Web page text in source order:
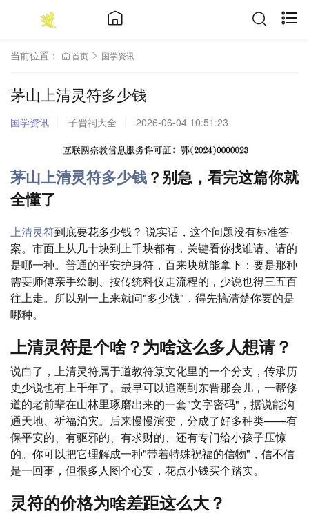
当前位置： 首页 国学资讯
茅山上清灵符多少钱
国学资讯 子晋祠大全 2026-06-04 10:51:23
茅山上清灵符多少钱？别急，看完这篇你就
全懂了
上清灵符到底要花多少钱？ 说实话，这个问题没有标准答
案。市面上从几十块到上千块都有，关键看你找谁请、请的
是哪一种。普通的平安护身符，百来块就能拿下；要是那种
需要师傅亲手绘制、按传统科仪走流程的，少说也得三五百
往上走。所以别一上来就问"多少钱"，得先搞清楚你要的是
哪种。
上清灵符是个啥？为啥这么多人想请？
说白了，上清灵符属于道教符箓文化里的一个分支，传承历
史少说也有上千年了。最早可以追溯到东晋那会儿，一帮修
道的老前辈在山林里琢磨出来的一套"文字密码"，据说能沟
通天地、祈福消灾。后来慢慢演变，分成了好多种类——有
保平安的、有驱邪的、有求财的、还有专门给小孩子压惊
的。你可以把它理解成一种"带着特殊祝福的信物"，信不信
是一回事，但很多人图个心安，花点小钱买个踏实。
灵符的价格为啥差距这么大？